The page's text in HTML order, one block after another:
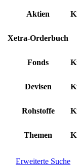
Aktien
Xetra-Orderbuch
Fonds
Devisen
Rohstoffe
Themen
Erweiterte Suche